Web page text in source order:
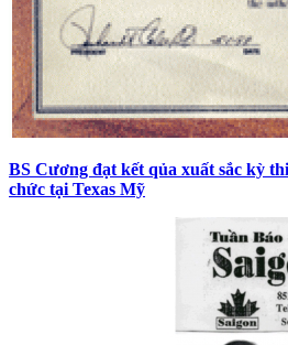
BS Cương đạt kết qủa xuất sắc kỳ
chức tại Texas Mỹ